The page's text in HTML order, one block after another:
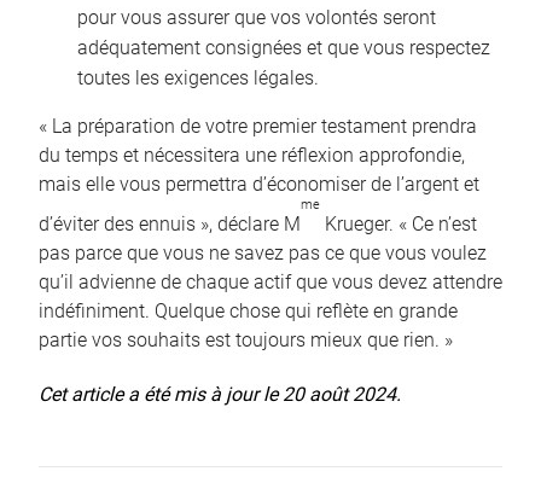
pour vous assurer que vos volontés seront
adéquatement consignées et que vous respectez
toutes les exigences légales.
« La préparation de votre premier testament prendra
du temps et nécessitera une réflexion approfondie,
mais elle vous permettra d’économiser de l’argent et
d’éviter des ennuis », déclare M
me
Krueger. « Ce n’est
pas parce que vous ne savez pas ce que vous voulez
qu’il advienne de chaque actif que vous devez attendre
indéfiniment. Quelque chose qui reflète en grande
partie vos souhaits est toujours mieux que rien. »
Cet article a été mis à jour le 20 août 2024.